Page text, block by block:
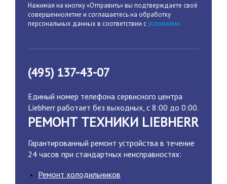
Нажимая на кнопку «Отправить» вы подтверждаете своё
совершеннолетие и соглашаетесь на обработку
персональных данных в соответствии сусловиями.
(495) 137-43-07
Единый номер телефона сервисного центра
Liebherr работает без выходных, с 8:00 до 0:00.
РЕМОНТ ТЕХНИКИ LIEBHERR
Гарантированный ремонт устройства в течение
24 часов при стандартных неисправностях:
Ремонт холодильников